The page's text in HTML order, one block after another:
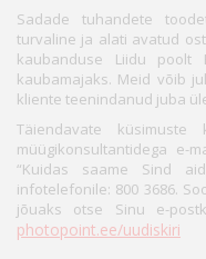
Sadade tuhandete
turvaline ja alati avatud
kaubanduse Liidu poolt
kaubamajaks. Meid võib
kliente teenindanud juba
Täiendavate
müügikonsultantidega e-
“Kuidas saame Sind
infotelefonile: 800 3686.
jõuaks otse Sinu e-
photopoint.ee/uudiskiri